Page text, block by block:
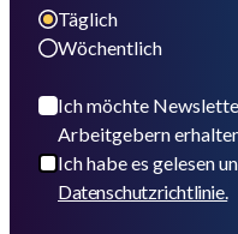
Täglich
Wöchentlich
Ich möchte
Arbeitgebern
Ich habe es gelesen
Datenschutzrichtlinie.